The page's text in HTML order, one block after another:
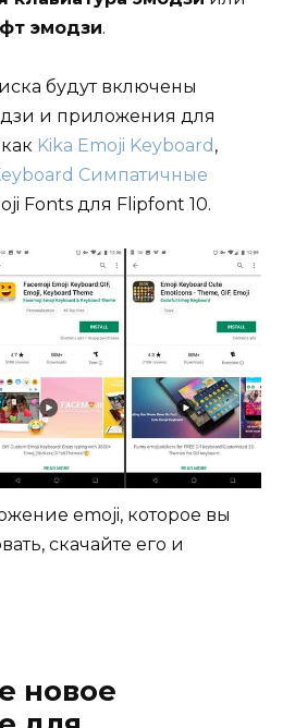
эмодзи.
будут включены
и приложения для
Kika Emoji Keyboard ,
Симпатичные
Fonts для Flipfont 10.
emoji, которое вы
скачайте его и
новое